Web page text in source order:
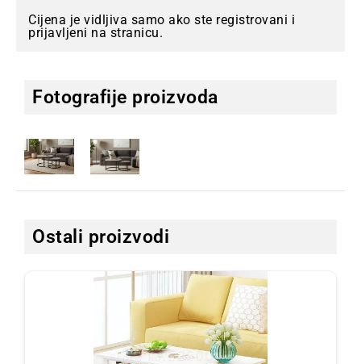
Cijena je vidljiva samo ako ste registrovani i
prijavljeni na stranicu.
Fotografije proizvoda
Ostali proizvodi